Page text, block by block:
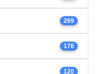
269
176
120